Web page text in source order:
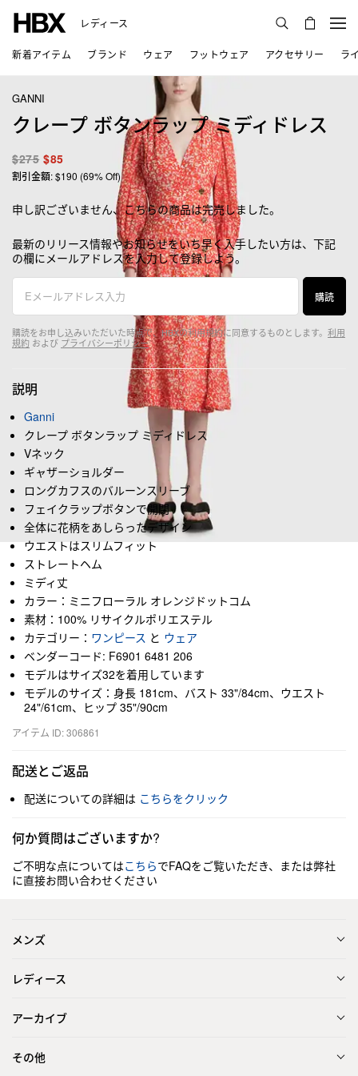
レディース
新着アイテム ブランド ウェア フットウェア アクセサリー ラ
GANNI
クレープ ボタンラップ ミディドレス
$275 $85
割引金額: $190 (69% Off)
申し訳ございません、こちらの商品は完売しました。
最新のリリース情報やお知らせをいち早く入手したい方は、下記
の欄にメールアドレスを入力して登録しよう。
購読
購読をお申し込みいただいた時点で、HBXの利用規約に同意するものとします。 利用
規約 および プライバシーポリシー
説明
Ganni
クレープ ボタンラップ ミディドレス
Vネック
ギャザーショルダー
ロングカフスのバルーンスリーブ
フェイクラップボタンで開閉
全体に花柄をあしらったデザイン
ウエストはスリムフィット
ストレートヘム
ミディ丈
カラー：ミニフローラル オレンジドットコム
素材：100% リサイクルポリエステル
カテゴリー： ワンピース と ウェア
ベンダーコード: F6901 6481 206
モデルはサイズ32を着用しています
モデルのサイズ：身長 181cm、バスト 33"/84cm、ウエスト
24"/61cm、ヒップ 35"/90cm
アイテム ID: 306861
配送とご返品
配送についての詳細は こちらをクリック
何か質問はございますか?
ご不明な点についてはこちらでFAQをご覧いただき、または弊社
に直接お問い合わせください
メンズ
レディース
アーカイブ
その他